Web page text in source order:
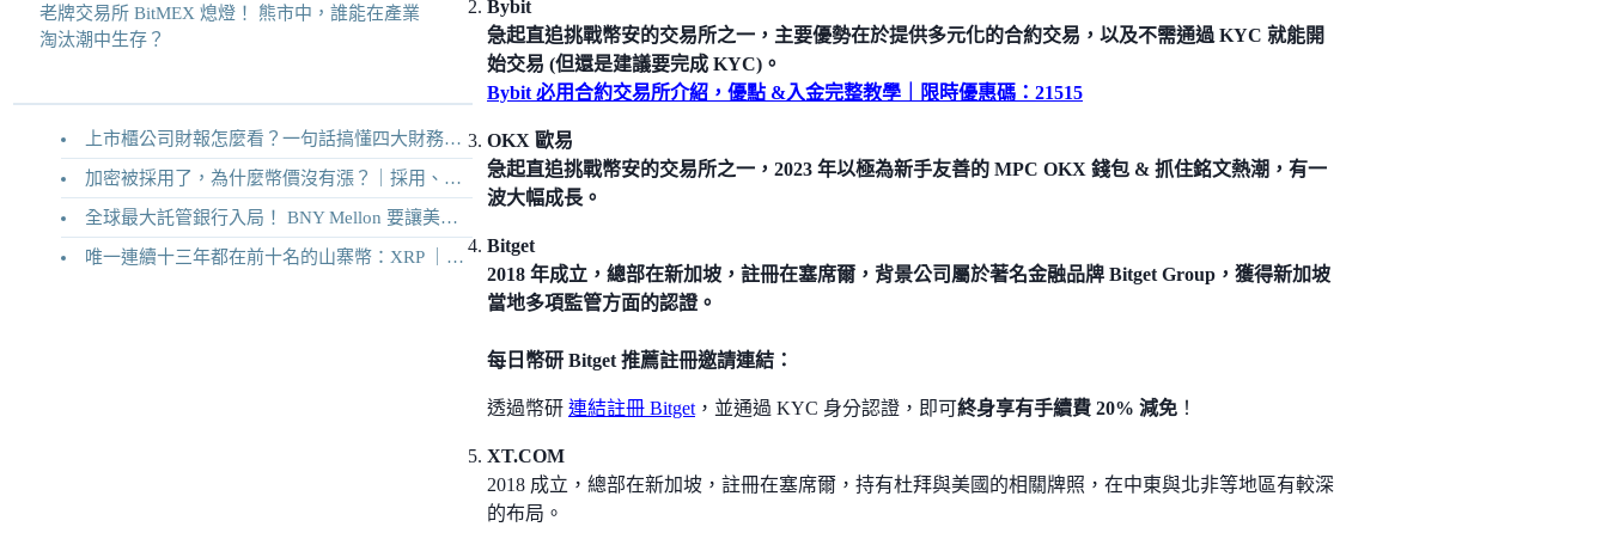
老牌交易所 BitMEX 熄燈！ 熊市中，誰能在產業
淘汰潮中生存？
上市櫃公司財報怎麼看？一句話搞懂四大財務報表
加密被採用了，為什麼幣價沒有漲？｜採用、收入與代幣價值捕獲
全球最大託管銀行入局！ BNY Mellon 要讓美債交易 24/7 不打烊
唯一連續十三年都在前十名的山寨幣：XRP ｜Ripple 2026 介紹
Bybit
急起直追挑戰幣安的交易所之一，主要優勢在於提供多元化的合約交易，以及不需通過 KYC 就能開
始交易 (但還是建議要完成 KYC)。
Bybit 必用合約交易所介紹，優點 &入金完整教學｜限時優惠碼：21515
OKX 歐易
急起直追挑戰幣安的交易所之一，2023 年以極為新手友善的 MPC OKX 錢包 & 抓住銘文熱潮，有一
波大幅成長。
Bitget
2018 年成立，總部在新加坡，註冊在塞席爾，背景公司屬於著名金融品牌 Bitget Group，獲得新加坡
當地多項監管方面的認證。
每日幣研 Bitget 推薦註冊邀請連結：
透過幣研 連結註冊 Bitget ，並通過 KYC 身分認證，即可終身享有手續費 20% 減免 ！
XT.COM
2018 成立，總部在新加坡，註冊在塞席爾，持有杜拜與美國的相關牌照，在中東與北非等地區有較深
的布局。